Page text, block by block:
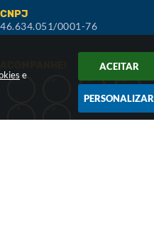
e
ACEITAR
PERSONALIZAR
CNPJ
46.634.051/0001-76